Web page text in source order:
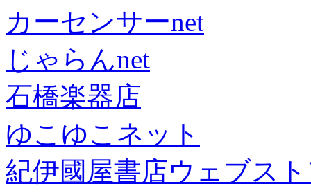
カーセンサーnet
じゃらんnet
石橋楽器店
ゆこゆこネット
紀伊國屋書店ウェブス